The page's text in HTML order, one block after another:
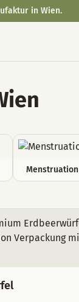
Menstruation
in Wien.